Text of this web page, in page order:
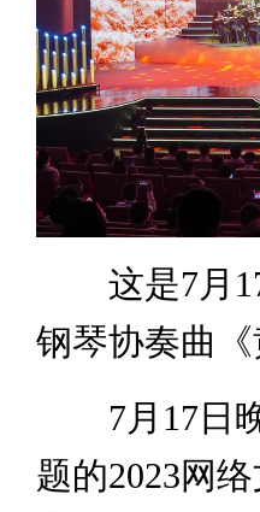
这是7月17
钢琴协奏曲
7月17日晚
题的2023网